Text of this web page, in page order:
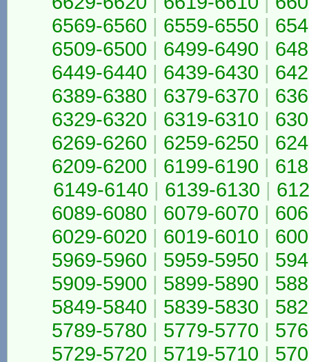
6569-6560 | 6559-6550 |
6509-6500 | 6499-6490 |
6449-6440 | 6439-6430 |
6389-6380 | 6379-6370 |
6329-6320 | 6319-6310 |
6269-6260 | 6259-6250 |
6209-6200 | 6199-6190 |
6149-6140 | 6139-6130 |
6089-6080 | 6079-6070 |
6029-6020 | 6019-6010 |
5969-5960 | 5959-5950 |
5909-5900 | 5899-5890 |
5849-5840 | 5839-5830 |
5789-5780 | 5779-5770 |
5729-5720 | 5719-5710 |